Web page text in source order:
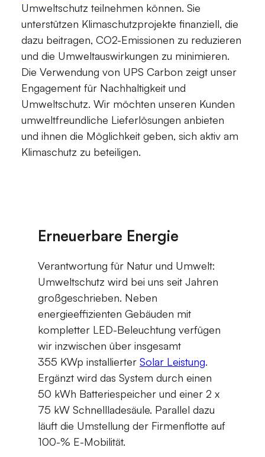
Umweltschutz teilnehmen können. Sie
unterstützen Klimaschutzprojekte finanziell, die
dazu beitragen, CO2-Emissionen zu reduzieren
und die Umweltauswirkungen zu minimieren.
Die Verwendung von UPS Carbon zeigt unser
Engagement für Nachhaltigkeit und
Umweltschutz. Wir möchten unseren Kunden
umweltfreundliche Lieferlösungen anbieten
und ihnen die Möglichkeit geben, sich aktiv am
Klimaschutz zu beteiligen.
Erneuerbare Energie
Verantwortung für Natur und Umwelt:
Umweltschutz wird bei uns seit Jahren
großgeschrieben. Neben
energieeffizienten Gebäuden mit
kompletter LED-Beleuchtung verfügen
wir inzwischen über insgesamt
355 KWp installierter Solar Leistung.
Ergänzt wird das System durch einen
50 kWh Batteriespeicher und einer 2 x
75 kW Schnellladesäule. Parallel dazu
läuft die Umstellung der Firmenflotte auf
100-% E-Mobilität.